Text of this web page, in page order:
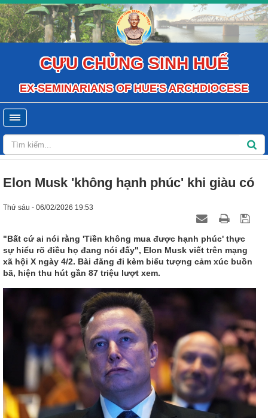
CỰU CHỦNG SINH HUẾ
EX-SEMINARIANS OF HUE'S ARCHDIOCESE
Elon Musk 'không hạnh phúc' khi giàu có
Thứ sáu - 06/02/2026 19:53
"Bất cứ ai nói rằng 'Tiền không mua được hạnh phúc' thực
sự hiểu rõ điều họ đang nói đấy", Elon Musk viết trên mạng
xã hội X ngày 4/2. Bài đăng đi kèm biểu tượng cảm xúc buồn
bã, hiện thu hút gần 87 triệu lượt xem.